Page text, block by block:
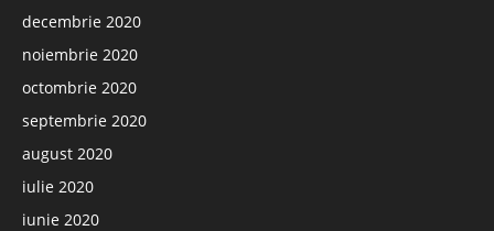
decembrie 2020
noiembrie 2020
octombrie 2020
septembrie 2020
august 2020
iulie 2020
iunie 2020